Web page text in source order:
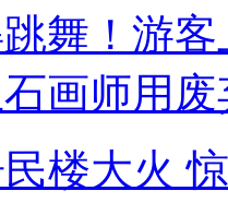
舞！游客
画师用
民楼大火